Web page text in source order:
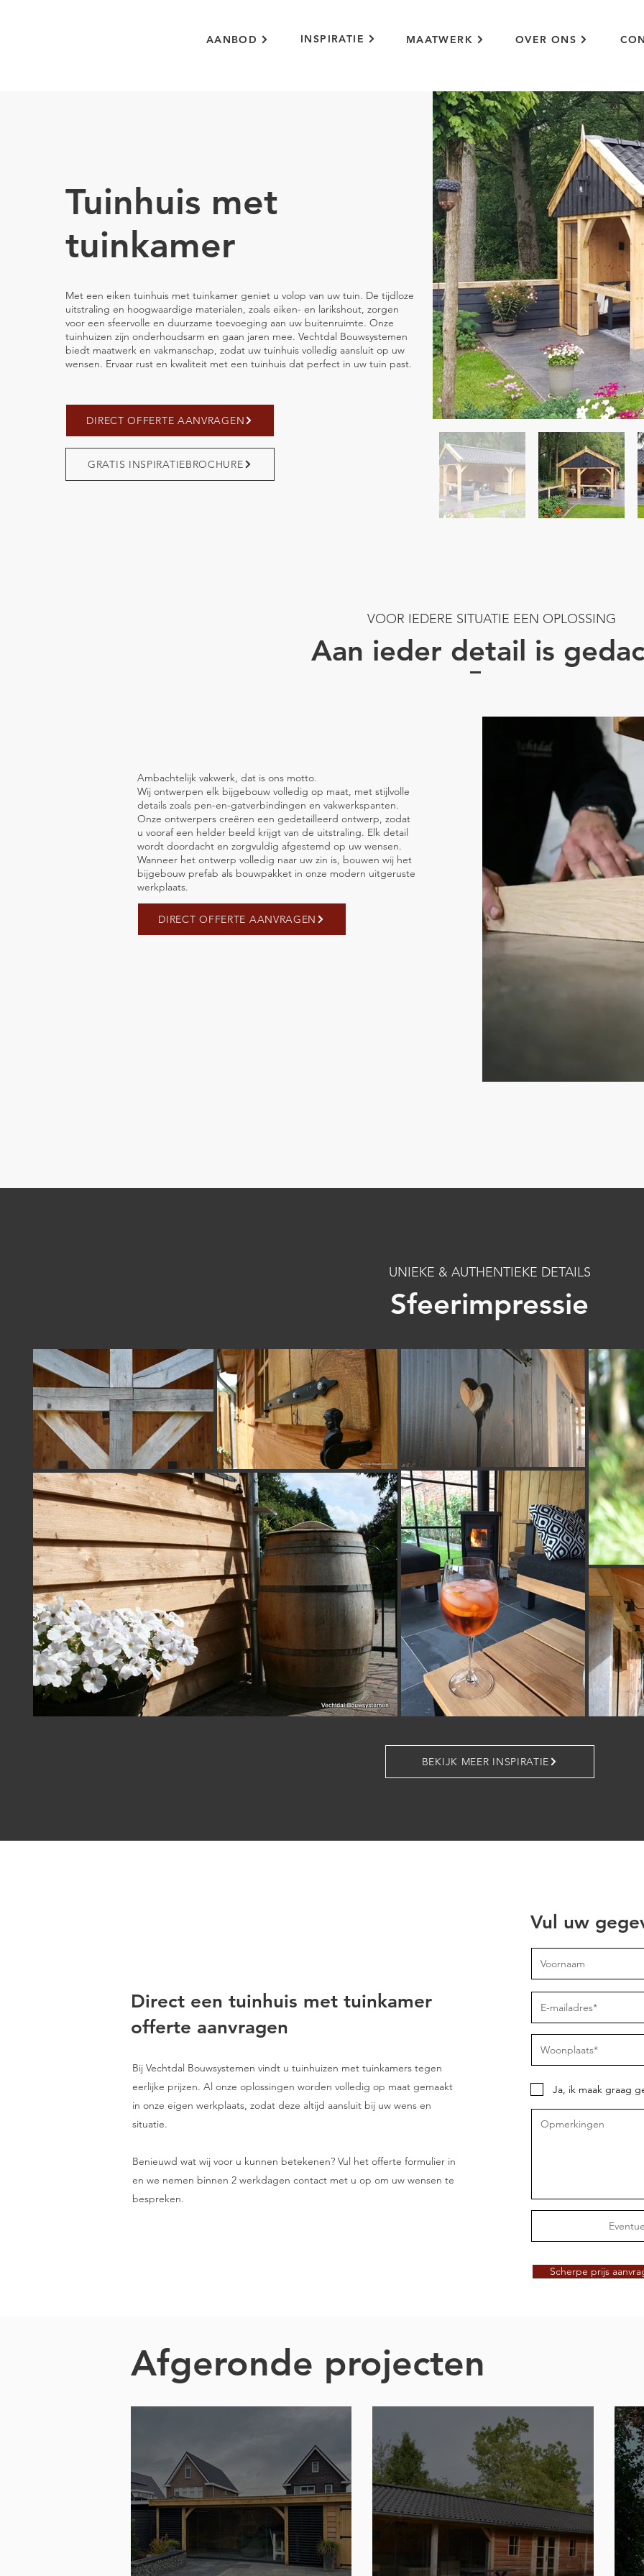
AANBOD INSPIRATIE MAATWERK OVER ONS
Tuinhuis met
tuinkamer
Met een eiken tuinhuis met tuinkamer geniet u volop van uw tuin. De tijdloze
uitstraling en hoogwaardige materialen, zoals eiken- en larikshout, zorgen
voor een sfeervolle en duurzame toevoeging aan uw buitenruimte. Onze
tuinhuizen zijn onderhoudsarm en gaan jaren mee. Vechtdal Bouwsystemen
biedt maatwerk en vakmanschap, zodat uw tuinhuis volledig aansluit op uw
wensen. Ervaar rust en kwaliteit met een tuinhuis dat perfect in uw tuin past.
DIRECT OFFERTE AANVRAGEN
GRATIS INSPIRATIEBROCHURE
VOOR IEDERE SITUATIE EEN OPLOSSING
Ambachtelijk vakwerk, dat is ons motto.
Wij ontwerpen elk bijgebouw volledig op maat, met stijlvolle
details zoals pen-en-gatverbindingen en vakwerkspanten.
Onze ontwerpers creëren een gedetailleerd ontwerp, zodat
u vooraf een helder beeld krijgt van de uitstraling. Elk detail
wordt doordacht en zorgvuldig afgestemd op uw wensen.
Wanneer het ontwerp volledig naar uw zin is, bouwen wij het
bijgebouw prefab als bouwpakket in onze modern uitgeruste
werkplaats.
DIRECT OFFERTE AANVRAGEN
Aan ieder detail is
UNIEKE & AUTHENTIEKE DETAILS
Sfeerimpressie
BEKIJK MEER INSPIRATIE
Direct een tuinhuis met tuinkamer
offerte aanvragen
Bij Vechtdal Bouwsystemen vindt u tuinhuizen met tuinkamers tegen
eerlijke prijzen. Al onze oplossingen worden volledig op maat gemaakt
in onze eigen werkplaats, zodat deze altijd aansluit bij uw wens en
situatie.
Benieuwd wat wij voor u kunnen betekenen? Vul het offerte formulier in
en we nemen binnen 2 werkdagen contact met u op om uw wensen te
bespreken.
Vul uw
Ja, ik maak graag
Scherpe prijs
Afgeronde projecten